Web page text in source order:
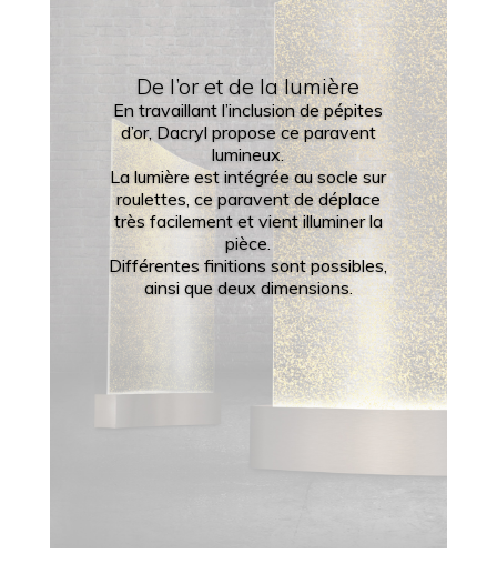
De l’or et de la lumière
En travaillant l’inclusion de pépites
d’or, Dacryl propose ce paravent
lumineux.
La lumière est intégrée au socle sur
roulettes, ce paravent de déplace
très facilement et vient illuminer la
pièce.
Différentes finitions sont possibles,
ainsi que deux dimensions.